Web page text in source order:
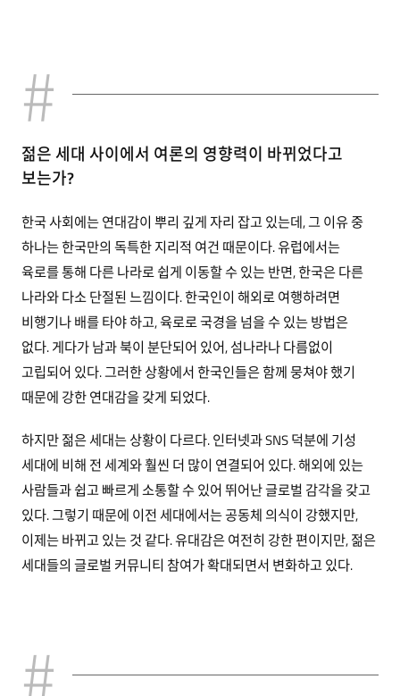
젊은 세대 사이에서 여론의 영향력이 바뀌었다고
보는가?
한국 사회에는 연대감이 뿌리 깊게 자리 잡고 있는데, 그 이유 중
하나는 한국만의 독특한 지리적 여건 때문이다. 유럽에서는
육로를 통해 다른 나라로 쉽게 이동할 수 있는 반면, 한국은 다른
나라와 다소 단절된 느낌이다. 한국인이 해외로 여행하려면
비행기나 배를 타야 하고, 육로로 국경을 넘을 수 있는 방법은
없다. 게다가 남과 북이 분단되어 있어, 섬나라나 다름없이
고립되어 있다. 그러한 상황에서 한국인들은 함께 뭉쳐야 했기
때문에 강한 연대감을 갖게 되었다.
하지만 젊은 세대는 상황이 다르다. 인터넷과 SNS 덕분에 기성
세대에 비해 전 세계와 훨씬 더 많이 연결되어 있다. 해외에 있는
사람들과 쉽고 빠르게 소통할 수 있어 뛰어난 글로벌 감각을 갖고
있다. 그렇기 때문에 이전 세대에서는 공동체 의식이 강했지만,
이제는 바뀌고 있는 것 같다. 유대감은 여전히 강한 편이지만, 젊은
세대들의 글로벌 커뮤니티 참여가 확대되면서 변화하고 있다.